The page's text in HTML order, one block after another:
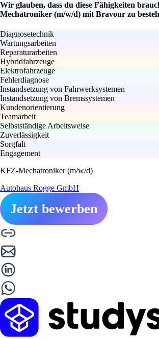
Wir glauben, dass du diese Fähigkeiten
Mechatroniker (m/w/d) mit Bravour zu
Diagnosetechnik
Wartungsarbeiten
Reparaturarbeiten
Hybridfahrzeuge
Elektrofahrzeuge
Fehlerdiagnose
Instandsetzung von Fahrwerksystemen
Instandsetzung von Bremssystemen
Kundenorientierung
Teamarbeit
Selbstständige Arbeitsweise
Zuverlässigkeit
Sorgfalt
Engagement
KFZ-Mechatroniker (m/w/d)
Autohaus Rogge GmbH
Jetzt bewerben